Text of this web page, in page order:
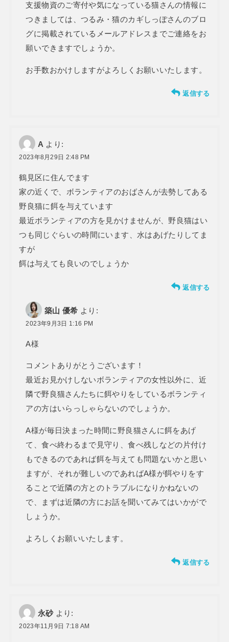
支援物資のご寄付や気になっている猫さんの情報に
つきましては、つるみ・猫のカギしっぽさんのブロ
グに掲載されているメールアドレスまでご連絡をお
願いできますでしょうか。
お手数おかけしますがよろしくお願いいたします。
返信する
A より:
2023年8月29日 2:48 PM
鶴見区に住んでます
家の近くで、ボランティアのおばさんが去勢してある
野良猫に餌を与えています
最近ボランティアの方を見かけませんが、野良猫はい
つも同じぐらいの時間にいます、水はあげたりしてま
すが
餌は与えても良いのでしょうか
返信する
築山 優希 より:
2023年9月3日 1:16 PM
A様
コメントありがとうございます！
最近お見かけしないボランティアの女性以外に、近
隣で野良猫さんたちに餌やりをしているボランティ
アの方はいらっしゃらないのでしょうか。
A様が毎日決まった時間に野良猫さんに餌をあげ
て、食べ終わるまで見守り、食べ残しなどの片付け
もできるのであれば餌を与えても問題ないかと思い
ますが、それが難しいのであればA様が餌やりをす
ることで近隣の方とのトラブルになりかねないの
で、まずは近隣の方にお話を聞いてみてはいかがで
しょうか。
よろしくお願いいたします。
返信する
永砂 より:
2023年11月9日 7:18 AM